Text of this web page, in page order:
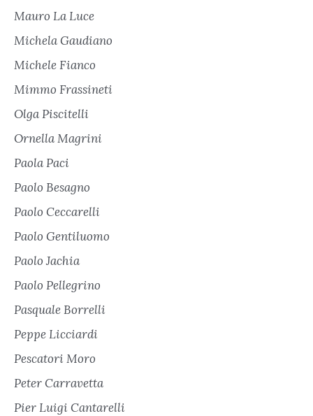
Mauro La Luce
Michela Gaudiano
Michele Fianco
Mimmo Frassineti
Olga Piscitelli
Ornella Magrini
Paola Paci
Paolo Besagno
Paolo Ceccarelli
Paolo Gentiluomo
Paolo Jachia
Paolo Pellegrino
Pasquale Borrelli
Peppe Licciardi
Pescatori Moro
Peter Carravetta
Pier Luigi Cantarelli